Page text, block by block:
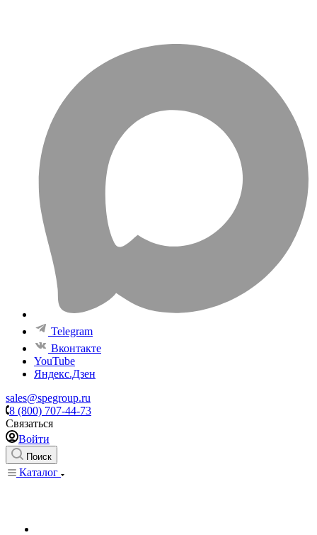
Telegram
Вконтакте
YouTube
Яндекс.Дзен
sales@spegroup.ru
8 (800) 707-44-73
Связаться
Войти
Поиск
Каталог